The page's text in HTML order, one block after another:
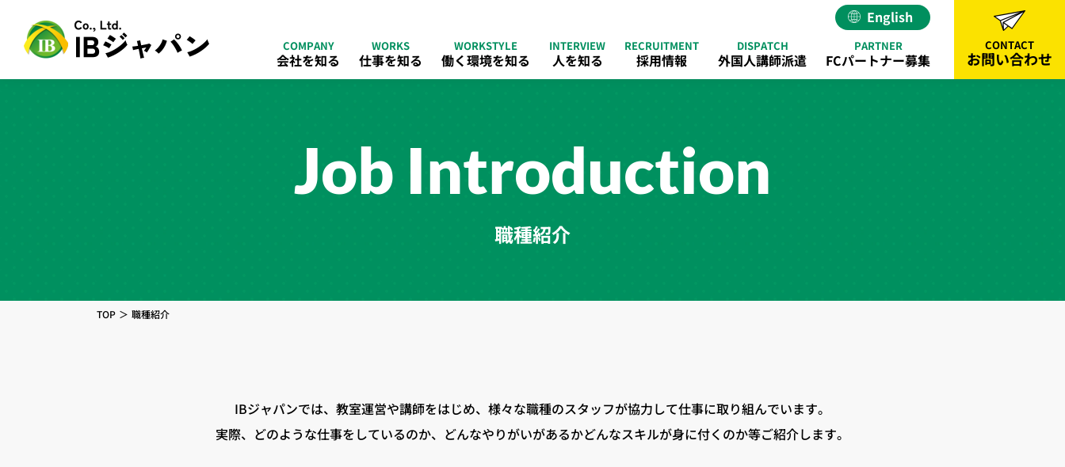
English
CONTACT
お問い合わせ
COMPANY
会社を知る
WORKS
仕事を知る
WORKSTYLE
働く環境を知る
INTERVIEW
人を知る
RECRUITMENT
採用情報
DISPATCH
外国人講師派遣
PARTNER
FCパートナー募集
Job Introduction
職種紹介
TOP 職種紹介
IBジャパンでは、教室運営や講師をはじめ、様々な職種のスタッフが協力して仕事に取り組んでいます。
実際、どのような仕事をしているのか、どんなやりがいがあるかどんなスキルが身に付くのか等ご紹介します。